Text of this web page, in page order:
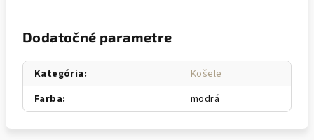
Dodatočné parametre
Kategória:
Košele
Farba: modrá